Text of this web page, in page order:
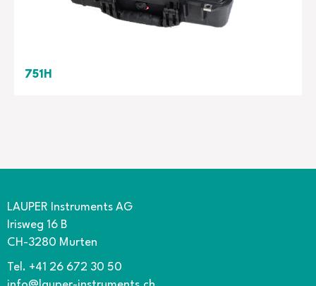
751H
LAUPER Instruments AG
Irisweg 16 B
CH-3280 Murten
Tel. +41 26 672 30 50